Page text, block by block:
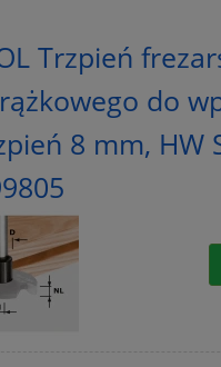
Trzpień
do
8 mm, HW